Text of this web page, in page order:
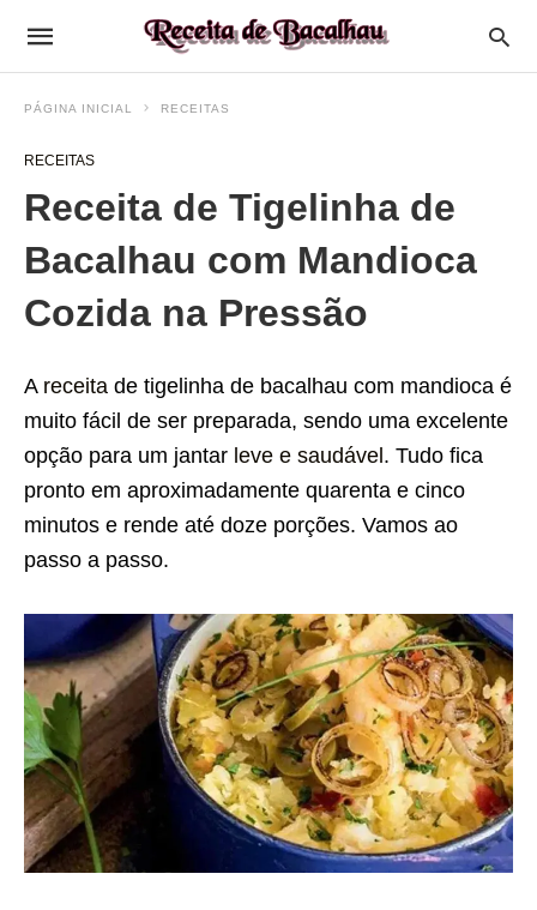
PÁGINA INICIAL RECEITAS
RECEITAS
Receita de Tigelinha de
Bacalhau com Mandioca
Cozida na Pressão
A receita de tigelinha de bacalhau com mandioca é
muito fácil de ser preparada, sendo uma excelente
opção para um jantar leve e saudável . Tudo fica
pronto em aproximadamente quarenta e cinco
minutos e rende até doze porções. Vamos ao
passo a passo.